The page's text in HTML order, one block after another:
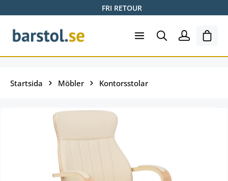
FRI RETOUR
Startsida Möbler Kontorsstolar